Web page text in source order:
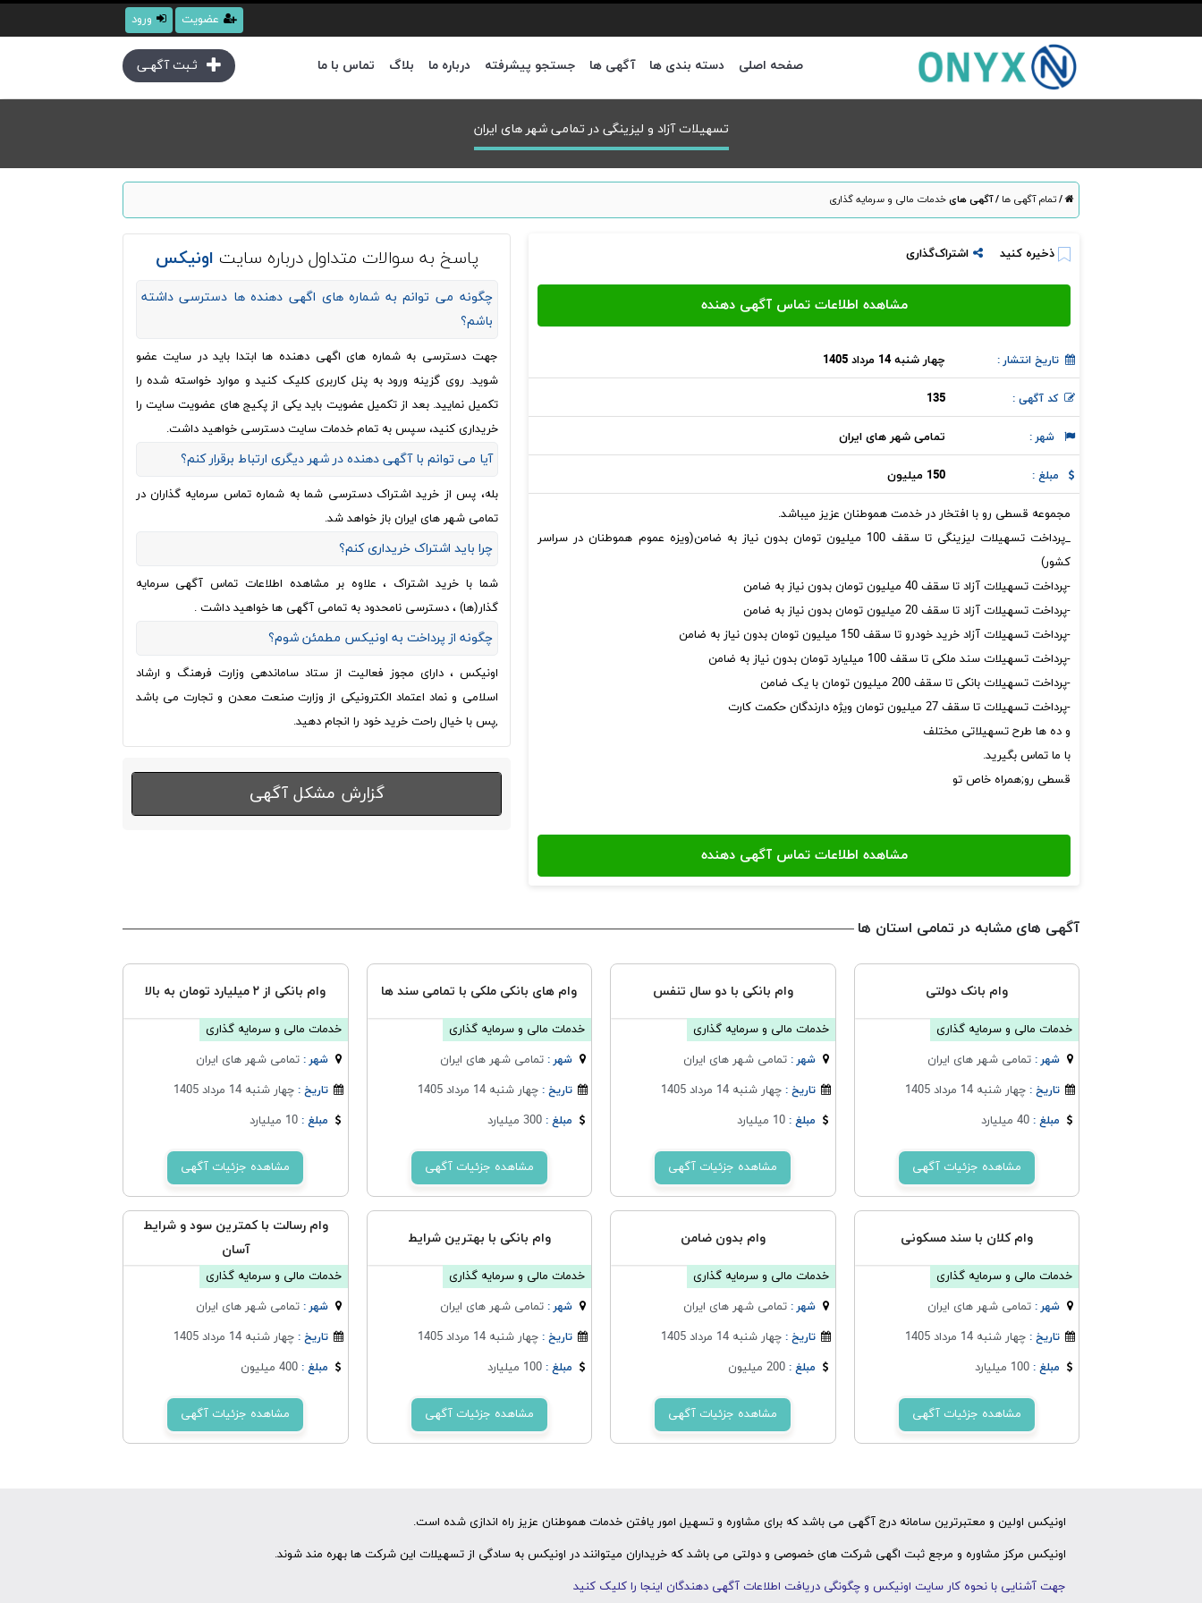
ورود عضویت
ثـبت آگهـی صفحه اصلی دسته بندی ها آگهی ها جستجو پیشرفته درباره ما بلاگ تماس با ما
تسهیلات آزاد و لیزینگی در تمامی شهر های ایران
/تمام آگهی ها /آگهی هایخدمات مالی و سرمایه گذاری
ذخیره کنید اشتراک‌گذاری
تاریخ انتشار : چهار شنبه 14 مرداد 1405
کد آگهی : 135
شهر : تمامی شهر های ایران
مبلغ : 150 میلیون
مجموعه قسطی رو با افتخار در خدمت هموطنان عزیز میباشد.
_پرداخت تسهیلات لیزینگی تا سقف 100 میلیون تومان بدون نیاز به ضامن(ویزه عموم هموطنان در سراسر
کشور)
-پرداخت تسهیلات آزاد تا سقف 40 میلیون تومان بدون نیاز به ضامن
-پرداخت تسهیلات آزاد تا سقف 20 میلیون تومان بدون نیاز به ضامن
-پرداخت تسهیلات آزاد خرید خودرو تا سقف 150 میلیون تومان بدون نیاز به ضامن
-پرداخت تسهیلات سند ملکی تا سقف 100 میلیارد تومان بدون نیاز به ضامن
-پرداخت تسهیلات بانکی تا سقف 200 میلیون تومان با یک ضامن
-پرداخت تسهیلات تا سقف 27 میلیون تومان ویژه دارندگان حکمت کارت
و ده ها طرح تسهیلاتی مختلف
با ما تماس بگیرید.
قسطی رو;همراه خاص تو
پاسخ به سوالات متداول درباره سایت اونیکس
چگونه می توانم به شماره های اگهی دهنده ها دسترسی داشته
باشم؟
جهت دسترسی به شماره های اگهی دهنده ها ابتدا باید در سایت عضو
شوید. روی گزینه ورود به پنل کاربری کلیک کنید و موارد خواسته شده را
تکمیل نمایید. بعد از تکمیل عضویت باید یکی از پکیج های عضویت سایت را
خریداری کنید، سپس به تمام خدمات سایت دسترسی خواهید داشت.
آیا می توانم با آگهی دهنده در شهر دیگری ارتباط برقرار کنم؟
بله، پس از خرید اشتراک دسترسی شما به شماره تماس سرمایه گذاران در
تمامی شهر های ایران باز خواهد شد.
چرا باید اشتراک خریداری کنم؟
شما با خرید اشتراک ، علاوه بر مشاهده اطلاعات تماس آگهی سرمایه
گذار(ها) ، دسترسی نامحدود به تمامی آگهی ها خواهید داشت .
چگونه از پرداخت به اونیکس مطمئن شوم؟
اونیکس ، دارای مجوز فعالیت از ستاد ساماندهی وزارت فرهنگ و ارشاد
اسلامی و نماد اعتماد الکترونیکی از وزارت صنعت معدن و تجارت می باشد
,پس با خیال راحت خرید خود را انجام دهید.
گزارش مشکل آگهی
آگهی های مشابه در تمامی استان ها
وام بانک دولتی
خدمات مالی و سرمایه گذاری
شهر :تمامی شهر های ایران
تاریخ :چهار شنبه 14 مرداد 1405
مبلغ :40 میلیارد
مشاهده جزئیات آگهی
وام بانکی با دو سال تنفس
خدمات مالی و سرمایه گذاری
شهر : تمامی شهر های ایران
تاریخ : چهار شنبه 14 مرداد 1405
مبلغ : 10 میلیارد
مشاهده جزئیات آگهی
وام های بانکی ملکی با تمامی سند ها
خدمات مالی و سرمایه گذاری
شهر :تمامی شهر های ایران
تاریخ :چهار شنبه 14 مرداد 1405
مبلغ :300 میلیارد
مشاهده جزئیات آگهی
وام بانکی از ۲ میلیارد تومان به بالا
خدمات مالی و سرمایه گذاری
شهر : تمامی شهر های ایران
تاریخ : چهار شنبه 14 مرداد 1405
مبلغ : 10 میلیارد
مشاهده جزئیات آگهی
وام کلان با سند مسکونی
خدمات مالی و سرمایه گذاری
شهر :تمامی شهر های ایران
تاریخ :چهار شنبه 14 مرداد 1405
مبلغ :100 میلیارد
مشاهده جزئیات آگهی
وام بدون ضامن
خدمات مالی و سرمایه گذاری
شهر : تمامی شهر های ایران
تاریخ : چهار شنبه 14 مرداد 1405
مبلغ : 200 میلیون
مشاهده جزئیات آگهی
وام بانکی با بهترین شرایط
خدمات مالی و سرمایه گذاری
شهر :تمامی شهر های ایران
تاریخ :چهار شنبه 14 مرداد 1405
مبلغ :100 میلیارد
مشاهده جزئیات آگهی
وام رسالت با کمترین سود و شرایط
آسان
خدمات مالی و سرمایه گذاری
شهر : تمامی شهر های ایران
تاریخ : چهار شنبه 14 مرداد 1405
مبلغ : 400 میلیون
مشاهده جزئیات آگهی
اونیکس اولین و معتبرترین سامانه درج آگهی می باشد که برای مشاوره و تسهیل امور یافتن خدمات هموطنان عزیز راه اندازی شده است.
اونیکس مرکز مشاوره و مرجع ثبت اگهی شرکت های خصوصی و دولتی می باشد که خریداران میتوانند در اونیکس به سادگی از تسهیلات این شرکت ها بهره مند شوند.
جهت آشنایی با نحوه کار سایت اونیکس و چگونگی دریافت اطلاعات آگهی دهندگان اینجا را کلیک کنید